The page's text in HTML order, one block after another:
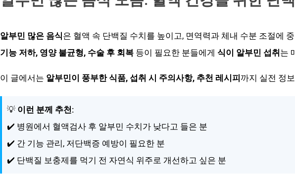
알부민 많은 음식은 혈액 속 단백질 수치를 높이고, 면역력과 체내 수분 조절에
기능 저하, 영양 불균형, 수술 후 회복 등이 필요한 분들에게 식이 알부민 섭취는
이 글에서는 알부민이 풍부한 식품, 섭취 시 주의사항, 추천 레시피까지 실전 정
💡 이런 분께 추천:
✔️ 병원에서 혈액검사 후 알부민 수치가 낮다고 들은 분
✔️ 간 기능 관리, 저단백증 예방이 필요한 분
✔️ 단백질 보충제를 먹기 전 자연식 위주로 개선하고 싶은 분